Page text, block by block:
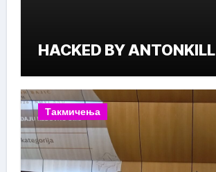
HACKED BY ANTONKILL
Такмичења